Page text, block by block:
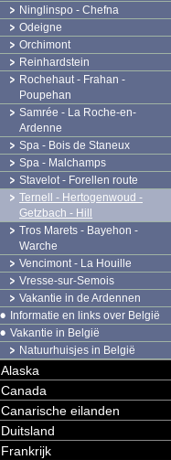
Ninglinspo - Chefna
Odeigne
Orchimont
Reinhardstein
Rochehaut - Frahan -
Poupehan
Samrée - La Roche-en-
Ardenne
Spa - Bois de Staneux
Spa - Malchamps
Stavelot - Forellen route
Ternell - Hertogenwoud -
Getzbach - Hill
Tros Marets - Bayehon -
Warche
Vencimont - La Houille
Vresse-sur-Semois
Vakantie in de Ardennen
Informatie en links over België
Vakantie in België
Natuurhuisjes in België
Alaska
Canada
Canarische eilanden
Duitsland
Frankrijk